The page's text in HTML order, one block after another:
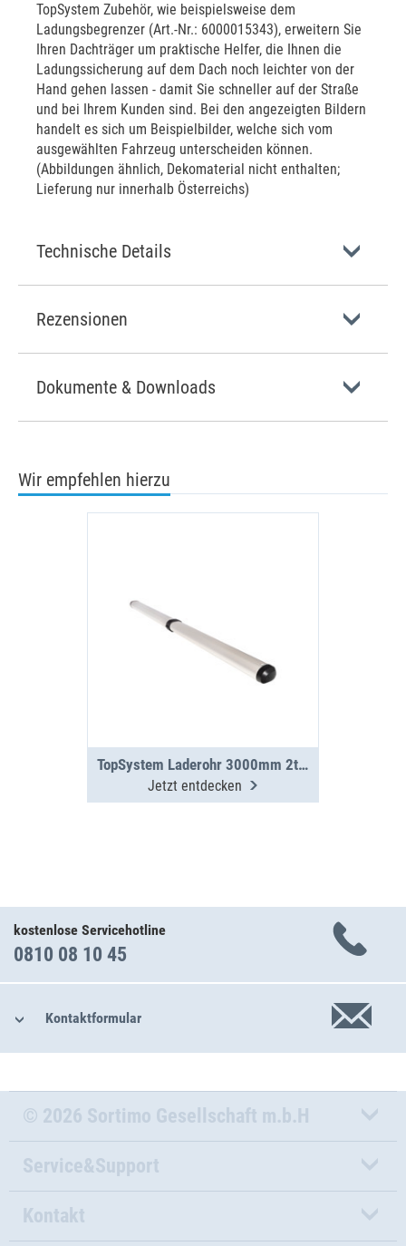
TopSystem Zubehör, wie beispielsweise dem
Ladungsbegrenzer (Art.-Nr.: 6000015343), erweitern Sie
Ihren Dachträger um praktische Helfer, die Ihnen die
Ladungssicherung auf dem Dach noch leichter von der
Hand gehen lassen - damit Sie schneller auf der Straße
und bei Ihrem Kunden sind. Bei den angezeigten Bildern
handelt es sich um Beispielbilder, welche sich vom
ausgewählten Fahrzeug unterscheiden können.
(Abbildungen ähnlich, Dekomaterial nicht enthalten;
Lieferung nur innerhalb Österreichs)
Technische Details
Rezensionen
Dokumente & Downloads
Wir empfehlen hierzu
TopSystem Laderohr 3000mm 2teilig
Jetzt entdecken
kostenlose Servicehotline
0810 08 10 45
Kontaktformular
© 2026 Sortimo Gesellschaft m.b.H
Service&Support
Kontakt